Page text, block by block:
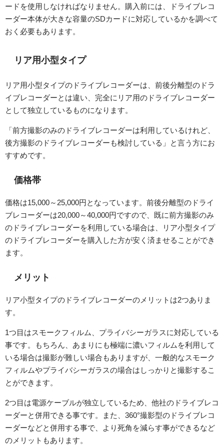
ードを使用しなければなりません。購入前には、ドライブレコ
ーダー本体が大きな容量のSDカードに対応しているかを調べて
おく必要もあります。
リア用小型タイプ
リア用小型タイプのドライブレコーダーは、前後分離型のドラ
イブレコーダーとは違い、完全にリア用のドライブレコーダー
として独立しているものになります。
「前方撮影のみのドライブレコーダーは利用しているけれど、
後方撮影のドライブレコーダーも検討している」と言う方にお
すすめです。
価格帯
価格は15,000～25,000円となっています。前後分離型のドライ
ブレコーダーは20,000～40,000円ですので、既に前方撮影のみ
のドライブレコーダーを利用している場合は、リア小型タイプ
のドライブレコーダーを購入した方が安く済ませることができ
ます。
メリット
リア小型タイプのドライブレコーダーのメリットは2つありま
す。
1つ目はスモークフィルム、プライバシーガラスに対応している
事です。もちろん、あまりにも極端に濃いフィルムを利用して
いる場合は撮影が難しい場合もありますが、一般的なスモーク
フィルムやプライバシーガラスの場合はしっかりと撮影するこ
とができます。
2つ目は電源ケーブルが独立しているため、他社のドライブレコ
ーダーと併用できる事です。また、360°撮影型のドライブレコ
ーダーなどと併用する事で、より死角を減らす事ができるなど
のメリットもあります。